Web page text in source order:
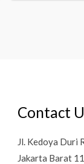
Contact
Jl. Kedoya Duri
Jakarta Barat